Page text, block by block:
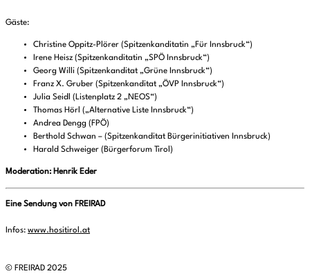
Gäste:
Christine Oppitz-Plörer (Spitzenkanditatin „Für Innsbruck“)
Irene Heisz (Spitzenkanditatin „SPÖ Innsbruck“)
Georg Willi (Spitzenkanditat „Grüne Innsbruck“)
Franz X. Gruber (Spitzenkanditat „ÖVP Innsbruck“)
Julia Seidl (Listenplatz 2 „NEOS“)
Thomas Hörl („Alternative Liste Innsbruck“)
Andrea Dengg (FPÖ)
Berthold Schwan – (Spitzenkanditat Bürgerinitiativen Innsbruck)
Harald Schweiger (Bürgerforum Tirol)
Moderation: Henrik Eder
Eine Sendung von FREIRAD
Infos: www.hositirol.at
© FREIRAD 2025